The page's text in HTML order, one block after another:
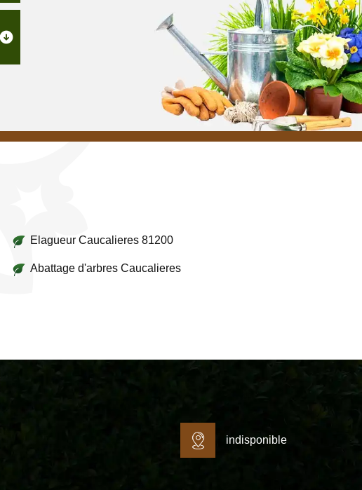
Elagueur Caucalieres 81200
Abattage d'arbres Caucalieres
indisponible